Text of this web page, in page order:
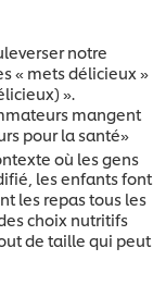
notre
« mets délicieux »
».
mangent
pour la santé»
où les gens
les enfants font
les repas tous les
choix nutritifs
de taille qui peut